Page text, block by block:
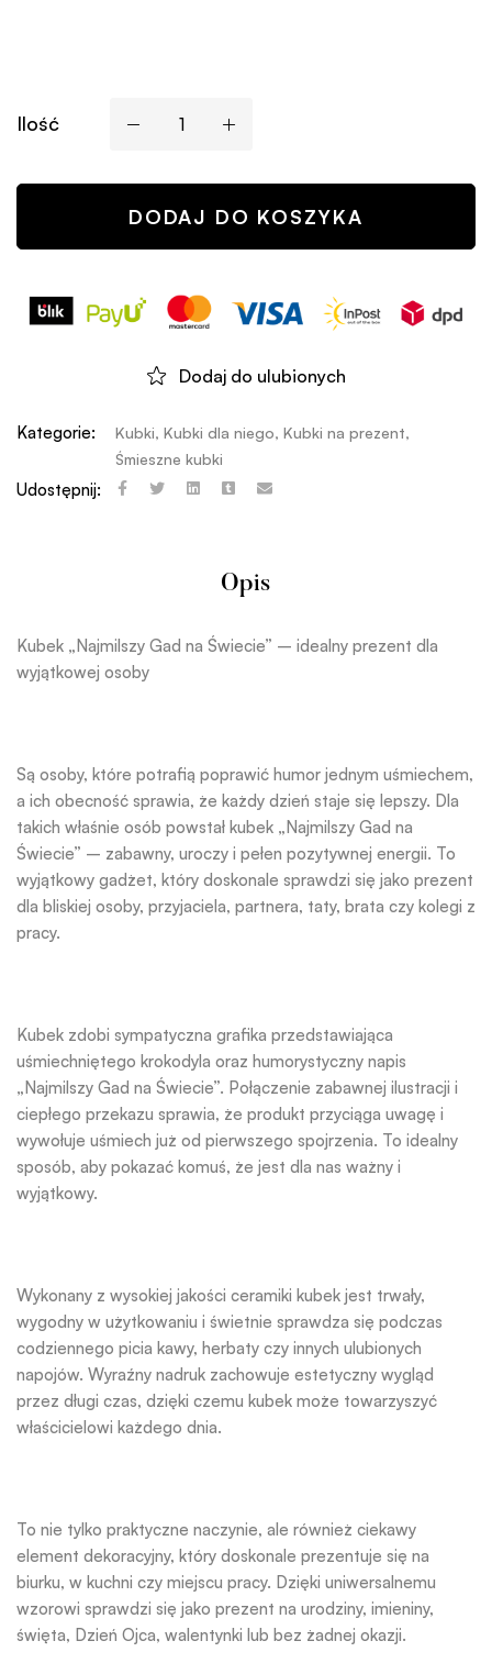
Ilość
DODAJ DO KOSZYKA
Dodaj do ulubionych
Kategorie: Kubki, Kubki dla niego, Kubki na prezent,
Śmieszne kubki
Udostępnij:
Opis
Kubek „Najmilszy Gad na Świecie” – idealny prezent dla
wyjątkowej osoby
Są osoby, które potrafią poprawić humor jednym uśmiechem,
a ich obecność sprawia, że każdy dzień staje się lepszy. Dla
takich właśnie osób powstał kubek „Najmilszy Gad na
Świecie” – zabawny, uroczy i pełen pozytywnej energii. To
wyjątkowy gadżet, który doskonale sprawdzi się jako prezent
dla bliskiej osoby, przyjaciela, partnera, taty, brata czy kolegi z
pracy.
Kubek zdobi sympatyczna grafika przedstawiająca
uśmiechniętego krokodyla oraz humorystyczny napis
„Najmilszy Gad na Świecie”. Połączenie zabawnej ilustracji i
ciepłego przekazu sprawia, że produkt przyciąga uwagę i
wywołuje uśmiech już od pierwszego spojrzenia. To idealny
sposób, aby pokazać komuś, że jest dla nas ważny i
wyjątkowy.
Wykonany z wysokiej jakości ceramiki kubek jest trwały,
wygodny w użytkowaniu i świetnie sprawdza się podczas
codziennego picia kawy, herbaty czy innych ulubionych
napojów. Wyraźny nadruk zachowuje estetyczny wygląd
przez długi czas, dzięki czemu kubek może towarzyszyć
właścicielowi każdego dnia.
To nie tylko praktyczne naczynie, ale również ciekawy
element dekoracyjny, który doskonale prezentuje się na
biurku, w kuchni czy miejscu pracy. Dzięki uniwersalnemu
wzorowi sprawdzi się jako prezent na urodziny, imieniny,
święta, Dzień Ojca, walentynki lub bez żadnej okazji.